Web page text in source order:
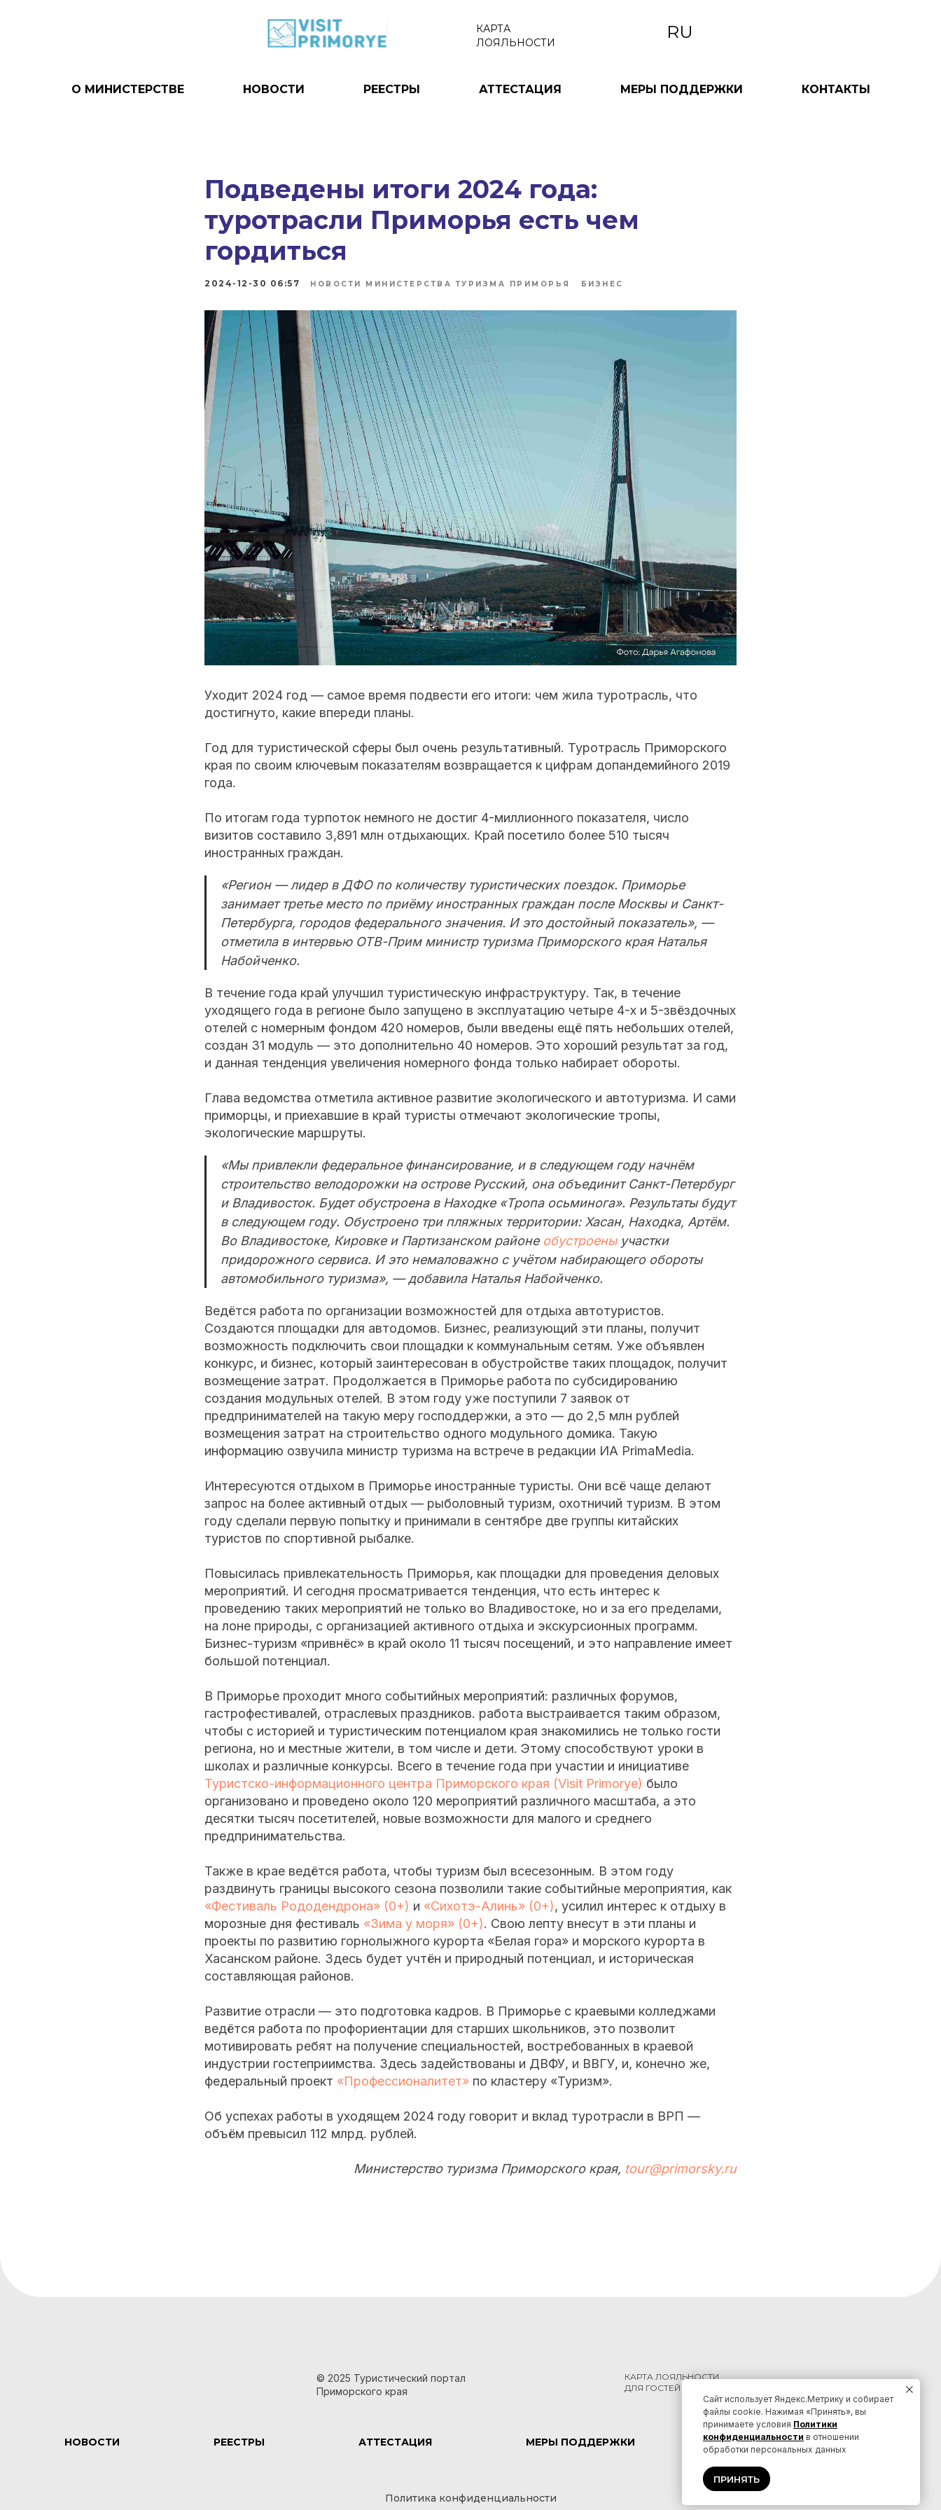
RU
КАРТА
ЛОЯЛЬНОСТИ
О МИНИСТЕРСТВЕ НОВОСТИ РЕЕСТРЫ АТТЕСТАЦИЯ МЕРЫ ПОДДЕРЖКИ КОНТАКТЫ
Подведены итоги 2024 года:
туротрасли Приморья есть чем
гордиться
2024-12-30 06:57 НОВОСТИ МИНИСТЕРСТВА ТУРИЗМА ПРИМОРЬЯ БИЗНЕС
Уходит 2024 год — самое время подвести его итоги: чем жила туротрасль, что
достигнуто, какие впереди планы.
Год для туристической сферы был очень результативный. Туротрасль Приморского
края по своим ключевым показателям возвращается к цифрам допандемийного 2019
года.
По итогам года турпоток немного не достиг 4-миллионного показателя, число
визитов составило 3,891 млн отдыхающих. Край посетило более 510 тысяч
иностранных граждан.
«Регион — лидер в ДФО по количеству туристических поездок. Приморье
занимает третье место по приёму иностранных граждан после Москвы и Санкт-
Петербурга, городов федерального значения. И это достойный показатель», —
отметила в интервью ОТВ-Прим министр туризма Приморского края Наталья
Набойченко.
В течение года край улучшил туристическую инфраструктуру. Так, в течение
уходящего года в регионе было запущено в эксплуатацию четыре 4-х и 5-звёздочных
отелей с номерным фондом 420 номеров, были введены ещё пять небольших отелей,
создан 31 модуль — это дополнительно 40 номеров. Это хороший результат за год,
и данная тенденция увеличения номерного фонда только набирает обороты.
Глава ведомства отметила активное развитие экологического и автотуризма. И сами
приморцы, и приехавшие в край туристы отмечают экологические тропы,
экологические маршруты.
«Мы привлекли федеральное финансирование, и в следующем году начнём
строительство велодорожки на острове Русский, она объединит Санкт-Петербург
и Владивосток. Будет обустроена в Находке «Тропа осьминога». Результаты будут
в следующем году. Обустроено три пляжных территории: Хасан, Находка, Артём.
Во Владивостоке, Кировке и Партизанском районе обустроеныучастки
придорожного сервиса. И это немаловажно с учётом набирающего обороты
автомобильного туризма», — добавила Наталья Набойченко.
Ведётся работа по организации возможностей для отдыха автотуристов.
Создаются площадки для автодомов. Бизнес, реализующий эти планы, получит
возможность подключить свои площадки к коммунальным сетям. Уже объявлен
конкурс, и бизнес, который заинтересован в обустройстве таких площадок, получит
возмещение затрат. Продолжается в Приморье работа по субсидированию
создания модульных отелей. В этом году уже поступили 7 заявок от
предпринимателей на такую меру господдержки, а это — до 2,5 млн рублей
возмещения затрат на строительство одного модульного домика. Такую
информацию озвучила министр туризма на встрече в редакции ИА PrimaМedia.
Интересуются отдыхом в Приморье иностранные туристы. Они всё чаще делают
запрос на более активный отдых — рыболовный туризм, охотничий туризм. В этом
году сделали первую попытку и принимали в сентябре две группы китайских
туристов по спортивной рыбалке.
Повысилась привлекательность Приморья, как площадки для проведения деловых
мероприятий. И сегодня просматривается тенденция, что есть интерес к
проведению таких мероприятий не только во Владивостоке, но и за его пределами,
на лоне природы, с организацией активного отдыха и экскурсионных программ.
Бизнес-туризм «привнёс» в край около 11 тысяч посещений, и это направление имеет
большой потенциал.
В Приморье проходит много событийных мероприятий: различных форумов,
гастрофестивалей, отраслевых праздников. работа выстраивается таким образом,
чтобы с историей и туристическим потенциалом края знакомились не только гости
региона, но и местные жители, в том числе и дети. Этому способствуют уроки в
школах и различные конкурсы. Всего в течение года при участии и инициативе
Туристско-информационного центра Приморского края (Visit Primorye) было
организовано и проведено около 120 мероприятий различного масштаба, а это
десятки тысяч посетителей, новые возможности для малого и среднего
предпринимательства.
Также в крае ведётся работа, чтобы туризм был всесезонным. В этом году
раздвинуть границы высокого сезона позволили такие событийные мероприятия, как
«Фестиваль Рододендрона» (0+) и «Сихотэ-Алинь» (0+), усилил интерес к отдыху в
морозные дня фестиваль «Зима у моря» (0+). Свою лепту внесут в эти планы и
проекты по развитию горнолыжного курорта «Белая гора» и морского курорта в
Хасанском районе. Здесь будет учтён и природный потенциал, и историческая
составляющая районов.
Развитие отрасли — это подготовка кадров. В Приморье с краевыми колледжами
ведётся работа по профориентации для старших школьников, это позволит
мотивировать ребят на получение специальностей, востребованных в краевой
индустрии гостеприимства. Здесь задействованы и ДВФУ, и ВВГУ, и, конечно же,
федеральный проект «Профессионалитет» по кластеру «Туризм».
Об успехах работы в уходящем 2024 году говорит и вклад туротрасли в ВРП —
объём превысил 112 млрд. рублей.
Министерство туризма Приморского края, tour@primorsky.ru
© 2025 Туристический портал
Приморского края
КАРТА ЛОЯЛЬНОСТИ
ДЛЯ ГОСТЕЙ КРАЯ
НОВОСТИ РЕЕСТРЫ АТТЕСТАЦИЯ МЕРЫ ПОДДЕРЖКИ КОНТАКТЫ
Политика конфиденциальности
Сайт использует Яндекс.Метрику и собирает
файлы cookie. Нажимая «Принять», вы
принимаете условия Политики
конфиденциальности в отношении
обработки персональных данных
ПРИНЯТЬ